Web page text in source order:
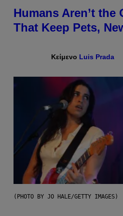
Humans Aren’t the
That Keep Pets,
Κείμενο Luis Prada
(PHOTO BY JO HALE/GETTY IMAGES)